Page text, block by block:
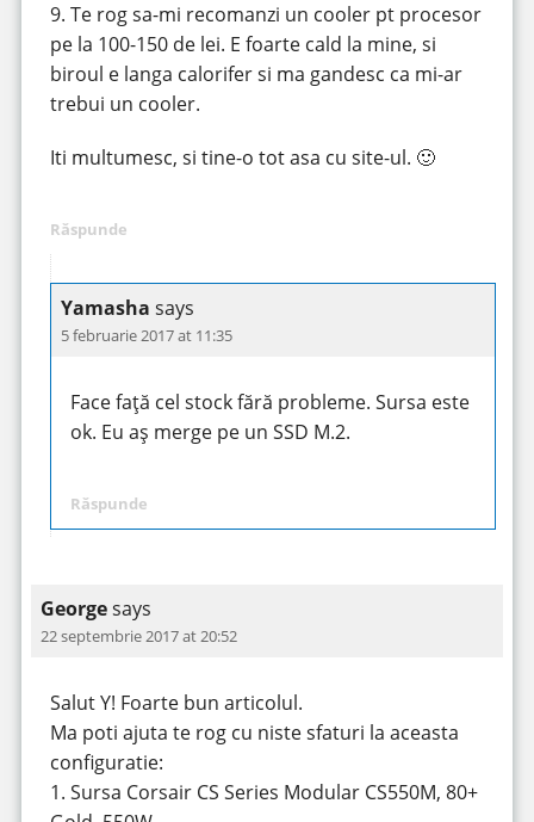
9. Te rog sa-mi recomanzi un cooler pt procesor
pe la 100-150 de lei. E foarte cald la mine, si
biroul e langa calorifer si ma gandesc ca mi-ar
trebui un cooler.
Iti multumesc, si tine-o tot asa cu site-ul. 🙂
Răspunde
Yamasha says
5 februarie 2017 at 11:35
Face față cel stock fără probleme. Sursa este
ok. Eu aș merge pe un SSD M.2.
Răspunde
Georgesays
22 septembrie 2017 at 20:52
Salut Y! Foarte bun articolul.
Ma poti ajuta te rog cu niste sfaturi la aceasta
configuratie:
1. Sursa Corsair CS Series Modular CS550M, 80+